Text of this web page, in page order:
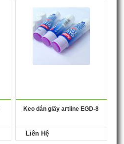
Keo dán giấy artline EGD-8
Liên Hệ